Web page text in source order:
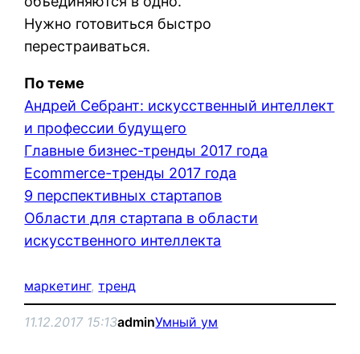
Нужно готовиться быстро
перестраиваться.
По теме
Андрей Себрант: искусственный интеллект
и профессии будущего
Главные бизнес-тренды 2017 года
Ecommerce-тренды 2017 года
9 перспективных стартапов
Области для стартапа в области
искусственного интеллекта
маркетинг, тренд
11.12.2017 15:13adminУмный ум